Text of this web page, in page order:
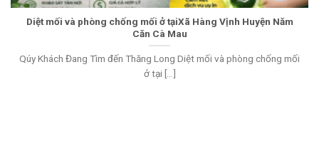
Diệt mối và phòng chống mối ở tạiXã Hàng Vịnh Huyện Năm
Căn Cà Mau
Qúy Khách Đang Tìm đến Thăng Long Diệt mối và phòng chống mối
ở tại [...]